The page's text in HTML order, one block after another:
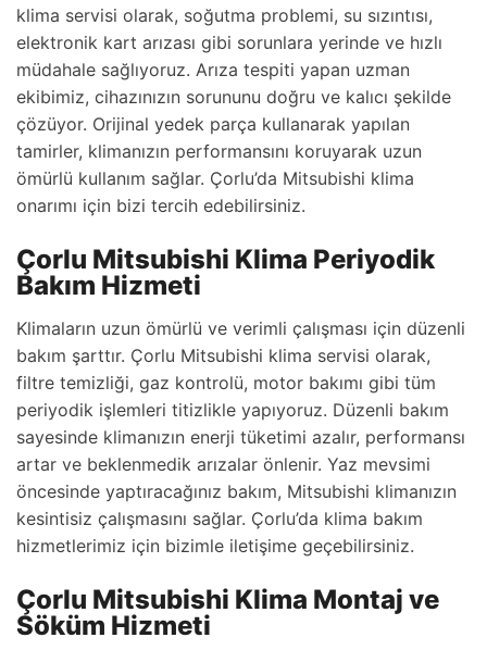
klima servisi olarak, soğutma problemi, su sızıntısı,
elektronik kart arızası gibi sorunlara yerinde ve hızlı
müdahale sağlıyoruz. Arıza tespiti yapan uzman
ekibimiz, cihazınızın sorununu doğru ve kalıcı şekilde
çözüyor. Orijinal yedek parça kullanarak yapılan
tamirler, klimanızın performansını koruyarak uzun
ömürlü kullanım sağlar. Çorlu’da Mitsubishi klima
onarımı için bizi tercih edebilirsiniz.
Çorlu Mitsubishi Klima Periyodik
Bakım Hizmeti
Klimaların uzun ömürlü ve verimli çalışması için düzenli
bakım şarttır. Çorlu Mitsubishi klima servisi olarak,
filtre temizliği, gaz kontrolü, motor bakımı gibi tüm
periyodik işlemleri titizlikle yapıyoruz. Düzenli bakım
sayesinde klimanızın enerji tüketimi azalır, performansı
artar ve beklenmedik arızalar önlenir. Yaz mevsimi
öncesinde yaptıracağınız bakım, Mitsubishi klimanızın
kesintisiz çalışmasını sağlar. Çorlu’da klima bakım
hizmetlerimiz için bizimle iletişime geçebilirsiniz.
Çorlu Mitsubishi Klima Montaj ve
Söküm Hizmeti